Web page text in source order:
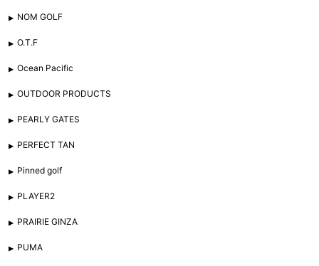
NOM GOLF
O.T.F
Ocean Pacific
OUTDOOR PRODUCTS
PEARLY GATES
PERFECT TAN
Pinned golf
PLAYER2
PRAIRIE GINZA
PUMA